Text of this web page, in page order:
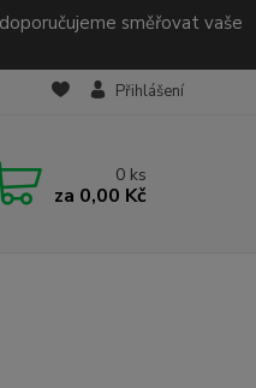
směřovat vaše
Přihlášení
0 ks
za 0,00 Kč